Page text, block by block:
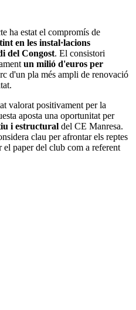
ha estat el compromís de
en les instal·lacions
del Congost. El consistori
un milió d'euros per
d'un pla més ampli de renovació
valorat positivament per la
aposta una oportunitat per
i estructural del CE Manresa.
clau per afrontar els reptes
paper del club com a referent